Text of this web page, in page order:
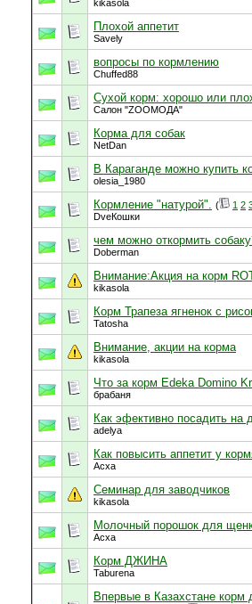
kikasola
Плохой аппетит
Savely
вопросы по кормлению
Chuffed88
Сухой корм: хорошо или
Салон "ZOOMOДА"
Корма для собак
NetDan
В Караганде можно купить
olesia_1980
Кормление "натурой". ( 1 2
DveКошки
чем можно откормить
Doberman
Внимание:Акция на корм
kikasola
Корм Трапеза ягненок с
Tatosha
Внимание, акции на корма
kikasola
Что за корм Edeka Domino
брабаня
Как эфективно посадить на
adelya
Как повысить аппетит у
Асха
Семинар для заводчиков
kikasola
Молочный порошок для
Асха
Корм ДЖИНА
Taburena
Впервые в Казахстане